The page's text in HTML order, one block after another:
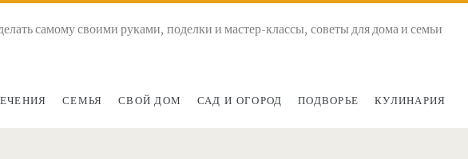
самому своими руками, поделки и мастер-классы, советы для дома и семьи
СЕМЬЯ СВОЙ ДОМ САД И ОГОРОД ПОДВОРЬЕ КУЛИНАРИЯ